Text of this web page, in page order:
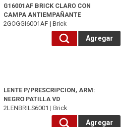
G16001AF BRICK CLARO CON
CAMPA ANTIEMPAÑANTE
2GOGGI6001AF | Brick
Agregar
LENTE P/PRESCRIPCION, ARM:
NEGRO PATILLA VD
2LENBRILS6001 | Brick
Agregar